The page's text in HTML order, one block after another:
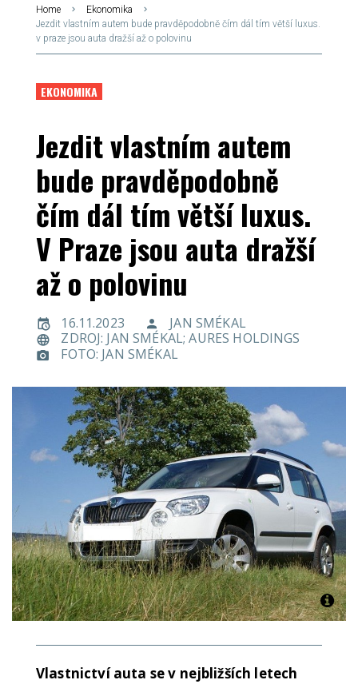
Home
Ekonomika
Jezdit vlastním autem bude pravděpodobně čím dál tím větší luxus.
v praze jsou auta dražší až o polovinu
EKONOMIKA
Jezdit vlastním autem
bude pravděpodobně
čím dál tím větší luxus.
V Praze jsou auta dražší
až o polovinu
16.11.2023
JAN SMÉKAL
ZDROJ: JAN SMÉKAL; AURES HOLDINGS
FOTO: JAN SMÉKAL
Vlastnictví auta se v nejbližších letech